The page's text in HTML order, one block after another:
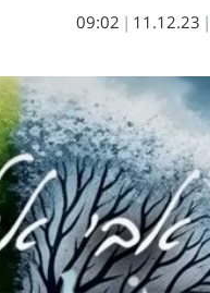
|
11.12.23
|
09:02